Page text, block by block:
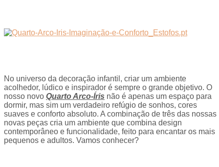
No universo da decoração infantil, criar um ambiente
acolhedor, lúdico e inspirador é sempre o grande objetivo. O
nosso novo Quarto Arco-Íris não é apenas um espaço para
dormir, mas sim um verdadeiro refúgio de sonhos, cores
suaves e conforto absoluto. A combinação de três das nossas
novas peças cria um ambiente que combina design
contemporâneo e funcionalidade, feito para encantar os mais
pequenos e adultos. Vamos conhecer?